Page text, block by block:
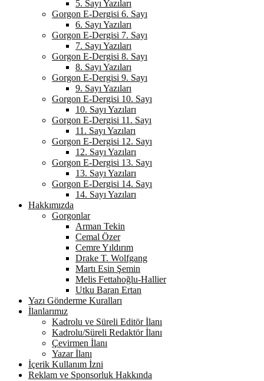
5. Sayı Yazıları
Gorgon E-Dergisi 6. Sayı
6. Sayı Yazıları
Gorgon E-Dergisi 7. Sayı
7. Sayı Yazıları
Gorgon E-Dergisi 8. Sayı
8. Sayı Yazıları
Gorgon E-Dergisi 9. Sayı
9. Sayı Yazıları
Gorgon E-Dergisi 10. Sayı
10. Sayı Yazıları
Gorgon E-Dergisi 11. Sayı
11. Sayı Yazıları
Gorgon E-Dergisi 12. Sayı
12. Sayı Yazıları
Gorgon E-Dergisi 13. Sayı
13. Sayı Yazıları
Gorgon E-Dergisi 14. Sayı
14. Sayı Yazıları
Hakkımızda
Gorgonlar
Arman Tekin
Cemal Özer
Cemre Yıldırım
Drake T. Wolfgang
Martı Esin Şemin
Melis Fettahoğlu-Hallier
Utku Baran Ertan
Yazı Gönderme Kuralları
İlanlarımız
Kadrolu ve Süreli Editör İlanı
Kadrolu/Süreli Redaktör İlanı
Çevirmen İlanı
Yazar İlanı
İçerik Kullanım İzni
Reklam ve Sponsorluk Hakkında